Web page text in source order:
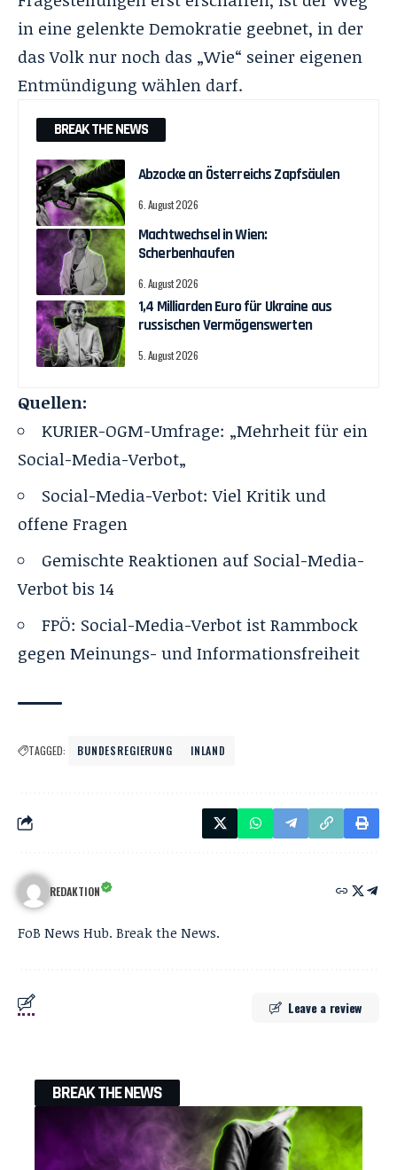
in eine gelenkte Demokratie geebnet, in der
das Volk nur noch das „Wie“ seiner eigenen
Entmündigung wählen darf.
BREAK THE NEWS
Abzocke an Österreichs Zapfsäulen
6. August 2026
Machtwechsel in Wien:
Scherbenhaufen
6. August 2026
1,4 Milliarden Euro für Ukraine aus
russischen Vermögenswerten
5. August 2026
Quellen:
KURIER-OGM-Umfrage: „Mehrheit für ein
Social-Media-Verbot„
Social-Media-Verbot: Viel Kritik und
offene Fragen
Gemischte Reaktionen auf Social-Media-
Verbot bis 14
FPÖ: Social-Media-Verbot ist Rammbock
gegen Meinungs- und Informationsfreiheit
TAGGED: BUNDESREGIERUNG INLAND
REDAKTION
FoB News Hub. Break the News.
Leave a review
BREAK THE NEWS